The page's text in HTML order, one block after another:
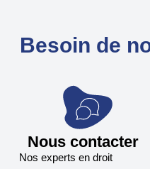
Besoin de
Nous contacter
Nos experts en droit